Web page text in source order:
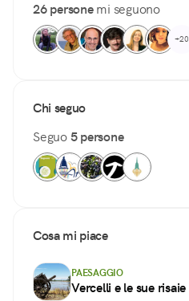
26 personemi seguono
+20
Chi seguo
Seguo5 persone
Cosa mi piace
PAESAGGIO
Vercelli e le sue risaie